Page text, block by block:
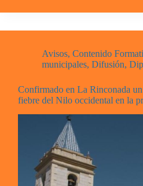
Avisos, Contenido
municipales, Difusión,
Confirmado en La Rinconada
fiebre del Nilo occidental en la